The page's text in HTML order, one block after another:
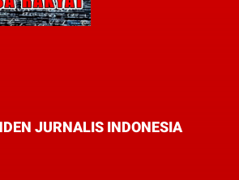
JURNALIS INDONESIA